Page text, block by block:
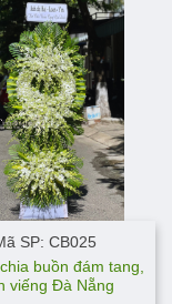
SP: CB025
buồn đám tang,
viếng Đà Nẵng